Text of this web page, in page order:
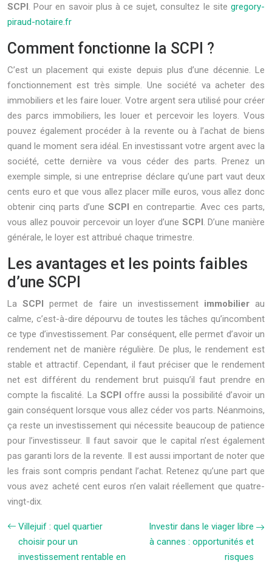
SCPI. Pour en savoir plus à ce sujet, consultez le site gregory-
piraud-notaire.fr
Comment fonctionne la SCPI ?
C’est un placement qui existe depuis plus d’une décennie. Le
fonctionnement est très simple. Une société va acheter des
immobiliers et les faire louer. Votre argent sera utilisé pour créer
des parcs immobiliers, les louer et percevoir les loyers. Vous
pouvez également procéder à la revente ou à l’achat de biens
quand le moment sera idéal. En investissant votre argent avec la
société, cette dernière va vous céder des parts. Prenez un
exemple simple, si une entreprise déclare qu’une part vaut deux
cents euro et que vous allez placer mille euros, vous allez donc
obtenir cinq parts d’une SCPI en contrepartie. Avec ces parts,
vous allez pouvoir percevoir un loyer d’une SCPI. D’une manière
générale, le loyer est attribué chaque trimestre.
Les avantages et les points faibles
d’une SCPI
LaSCPI permet de faire un investissement immobilierau
calme, c’est-à-dire dépourvu de toutes les tâches qu’incombent
ce type d’investissement. Par conséquent, elle permet d’avoir un
rendement net de manière régulière. De plus, le rendement est
stable et attractif. Cependant, il faut préciser que le rendement
net est différent du rendement brut puisqu’il faut prendre en
compte la fiscalité. La SCPI offre aussi la possibilité d’avoir un
gain conséquent lorsque vous allez céder vos parts. Néanmoins,
ça reste un investissement qui nécessite beaucoup de patience
pour l’investisseur. Il faut savoir que le capital n’est également
pas garanti lors de la revente. Il est aussi important de noter que
les frais sont compris pendant l’achat. Retenez qu’une part que
vous avez acheté cent euros n’en valait réellement que quatre-
vingt-dix.
Villejuif : quel quartier
choisir pour un
investissement rentable en
Investir dans le viager libre
à cannes : opportunités et
risques